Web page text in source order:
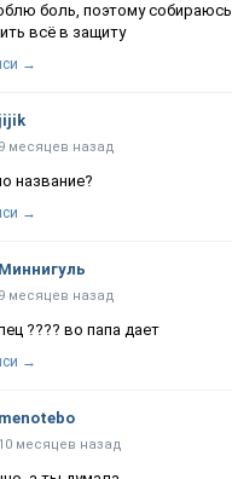
боль, поэтому собираюсь
всё в защиту
→
jijik
9 месяцев назад
название?
→
Миннигуль
9 месяцев назад
???? во папа дает
→
menotebo
10 месяцев назад